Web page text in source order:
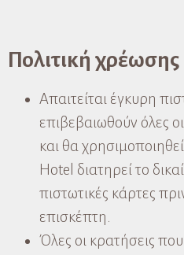
Πολιτική χρέωσης
Απαιτείται έγκυρη
επιβεβαιωθούν όλες
και θα
Hotel διατηρεί το
πιστωτικές κάρτες
επισκέπτη.
Όλες οι κρατήσεις